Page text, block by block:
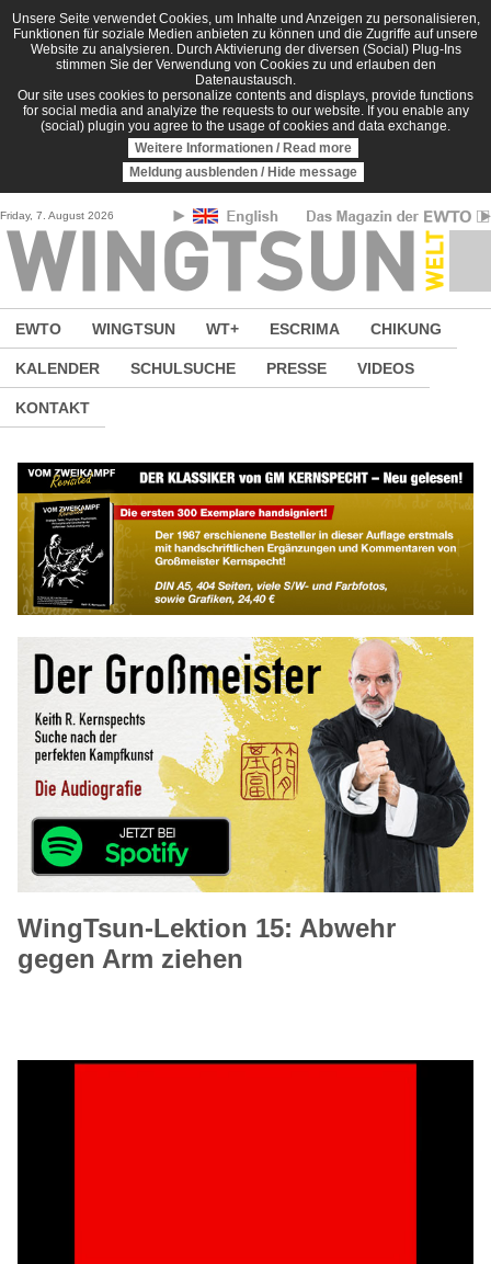
Direkt zum Inhalt
Unsere Seite verwendet Cookies, um Inhalte und Anzeigen zu personalisieren,
Funktionen für soziale Medien anbieten zu können und die Zugriffe auf unsere
Website zu analysieren. Durch Aktivierung der diversen (Social) Plug-Ins
stimmen Sie der Verwendung von Cookies zu und erlauben den
Datenaustausch.
Our site uses cookies to personalize contents and displays, provide functions
for social media and analyize the requests to our website. If you enable any
(social) plugin you agree to the usage of cookies and data exchange.
Weitere Informationen / Read more
Meldung ausblenden / Hide message
Friday, 7. August 2026
EWTO WINGTSUN WT+ ESCRIMA CHIKUNG
KALENDER SCHULSUCHE PRESSE VIDEOS
KONTAKT
WingTsun-Lektion 15: Abwehr
gegen Arm ziehen